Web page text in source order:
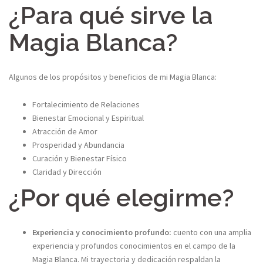
¿Para qué sirve la
Magia Blanca?
Algunos de los propósitos y beneficios de mi Magia Blanca:
Fortalecimiento de Relaciones
Bienestar Emocional y Espiritual
Atracción de Amor
Prosperidad y Abundancia
Curación y Bienestar Físico
Claridad y Dirección
¿Por qué elegirme?​
Experiencia y conocimiento profundo: cuento con una amplia
experiencia y profundos conocimientos en el campo de la
Magia Blanca. Mi trayectoria y dedicación respaldan la